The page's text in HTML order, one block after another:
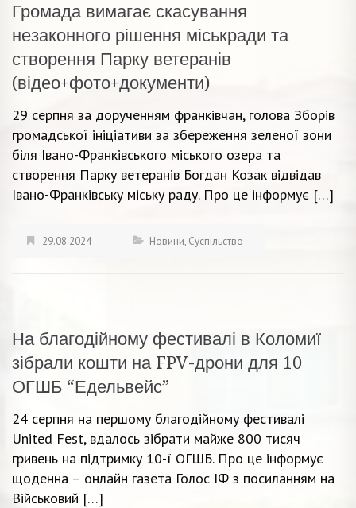
Громада вимагає скасування
незаконного рішення міськради та
створення Парку ветеранів
(відео+фото+документи)
29 серпня за дорученням франківчан, голова Зборів
громадської ініціативи за збереження зеленої зони
біля Івано-Франківського міського озера та
створення Парку ветеранів Богдан Козак відвідав
Івано-Франківську міську раду. Про це інформує […]
29.08.2024 Новини, Суспільство
На благодійному фестивалі в Коломиї
зібрали кошти на FPV-дрони для 10
ОГШБ “Едельвейс”
24 серпня на першому благодійному фестивалі
United Fest, вдалось зібрати майже 800 тисяч
гривень на підтримку 10-ї ОГШБ. Про це інформує
щоденна – онлайн газета Голос ІФ з посиланням на
Військовий […]